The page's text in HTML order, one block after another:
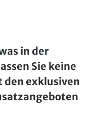
in der
Sie keine
exklusiven